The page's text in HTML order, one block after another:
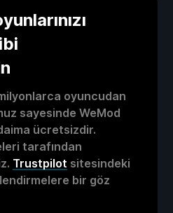
oyuncudan
sayesinde WeMod
ücretsizdir.
tarafından
Trustpilot sitesindeki
bir göz